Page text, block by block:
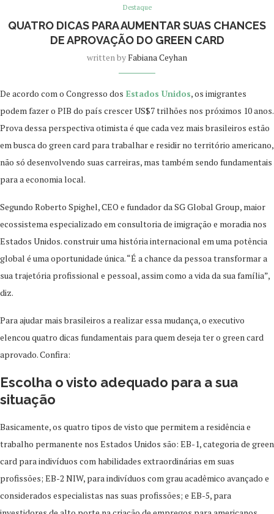
Destaque
QUATRO DICAS PARA AUMENTAR SUAS CHANCES
DE APROVAÇÃO DO GREEN CARD
written byFabiana Ceyhan
De acordo com o Congresso dos Estados Unidos, os imigrantes
podem fazer o PIB do país crescer US$7 trilhões nos próximos 10 anos.
Prova dessa perspectiva otimista é que cada vez mais brasileiros estão
em busca do green card para trabalhar e residir no território americano,
não só desenvolvendo suas carreiras, mas também sendo fundamentais
para a economia local.
Segundo Roberto Spighel, CEO e fundador da SG Global Group, maior
ecossistema especializado em consultoria de imigração e moradia nos
Estados Unidos. construir uma história internacional em uma potência
global é uma oportunidade única. “É a chance da pessoa transformar a
sua trajetória profissional e pessoal, assim como a vida da sua família”,
diz.
Para ajudar mais brasileiros a realizar essa mudança, o executivo
elencou quatro dicas fundamentais para quem deseja ter o green card
aprovado. Confira:
Escolha o visto adequado para a sua
situação
Basicamente, os quatro tipos de visto que permitem a residência e
trabalho permanente nos Estados Unidos são: EB-1, categoria de green
card para indivíduos com habilidades extraordinárias em suas
profissões; EB-2 NIW, para indivíduos com grau acadêmico avançado e
considerados especialistas nas suas profissões; e EB-5, para